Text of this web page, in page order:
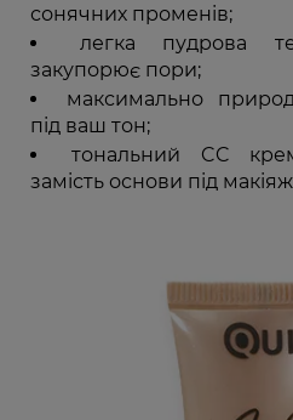
сонячних променів;
легка пудрова
закупорює пори;
максимально
під ваш тон;
тональний CC
замість основи під